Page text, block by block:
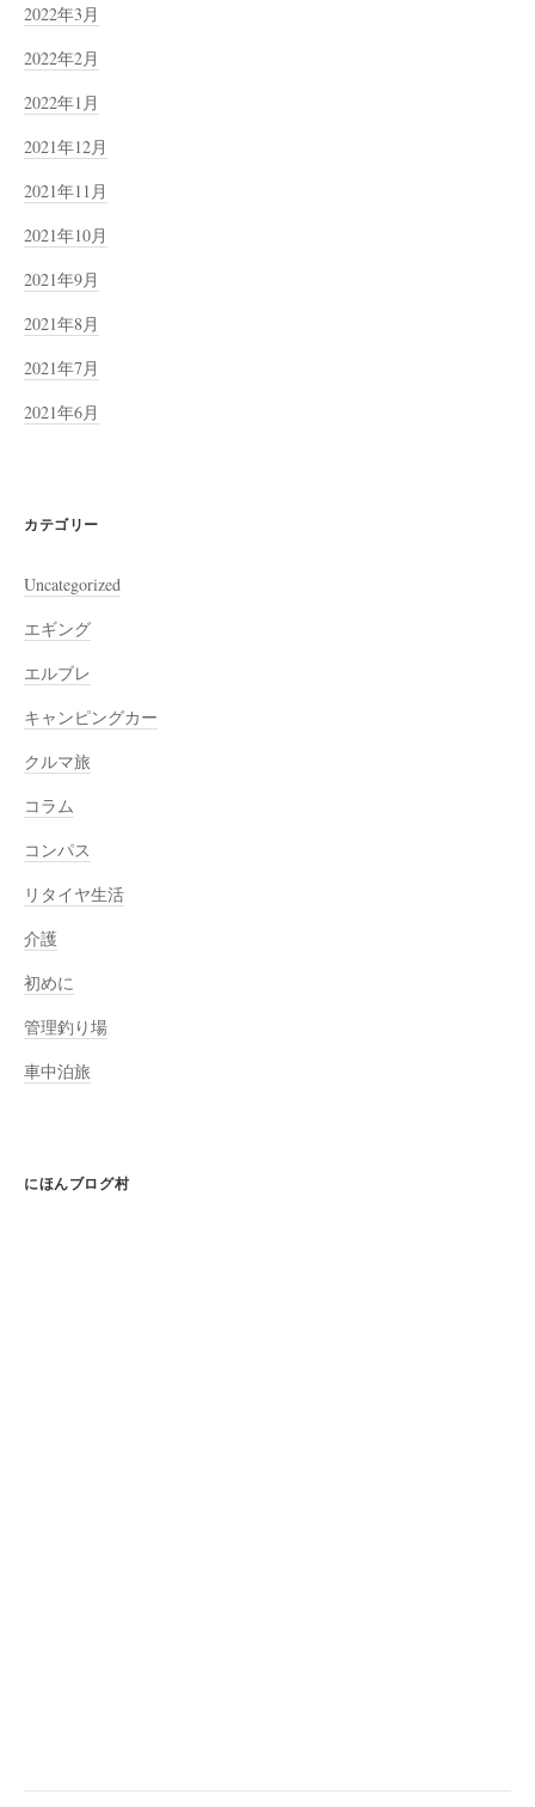
2022年3月
2022年2月
2022年1月
2021年12月
2021年11月
2021年10月
2021年9月
2021年8月
2021年7月
2021年6月
カテゴリー
Uncategorized
エギング
エルブレ
キャンピングカー
クルマ旅
コラム
コンパス
リタイヤ生活
介護
初めに
管理釣り場
車中泊旅
にほんブログ村